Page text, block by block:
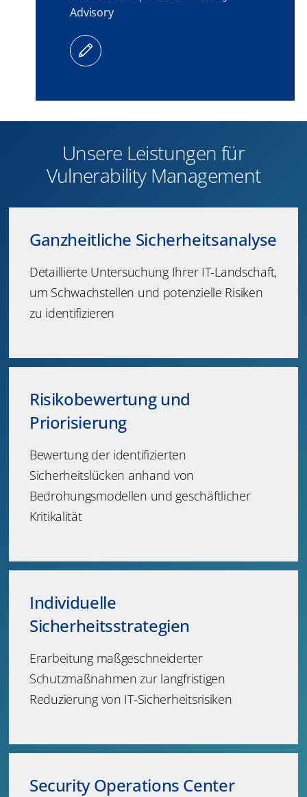
Advisory
Unsere Leistungen für
Vulnerability Management
Ganzheitliche Sicherheitsanalyse
Detaillierte Untersuchung Ihrer IT-Landschaft,
um Schwachstellen und potenzielle Risiken
zu identifizieren
Risikobewertung und
Priorisierung
Bewertung der identifizierten
Sicherheitslücken anhand von
Bedrohungsmodellen und geschäftlicher
Kritikalität
Individuelle
Sicherheitsstrategien
Erarbeitung maßgeschneiderter
Schutzmaßnahmen zur langfristigen
Reduzierung von IT-Sicherheitsrisiken
Security Operations Center